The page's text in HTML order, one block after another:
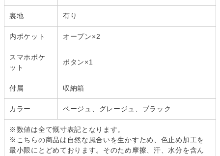
裏地 有り
内ポケット オープン×2
スマホポケ
ット
ボタン×1
付属 収納箱
カラー ベージュ、グレージュ、ブラック
※数値は全て慨寸表記となります。
※こちらの商品は自然な風合いを生かすため、色止め加工を
最小限にとどめております。そのため摩擦、汗、水分を含ん